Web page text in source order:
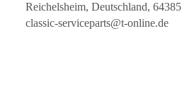
Reichelsheim, Deutschland, 64385
classic-serviceparts@t-online.de